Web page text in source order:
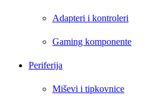
Adapteri i kontroleri
Gaming komponente
Periferija
Miševi i tipkovnice